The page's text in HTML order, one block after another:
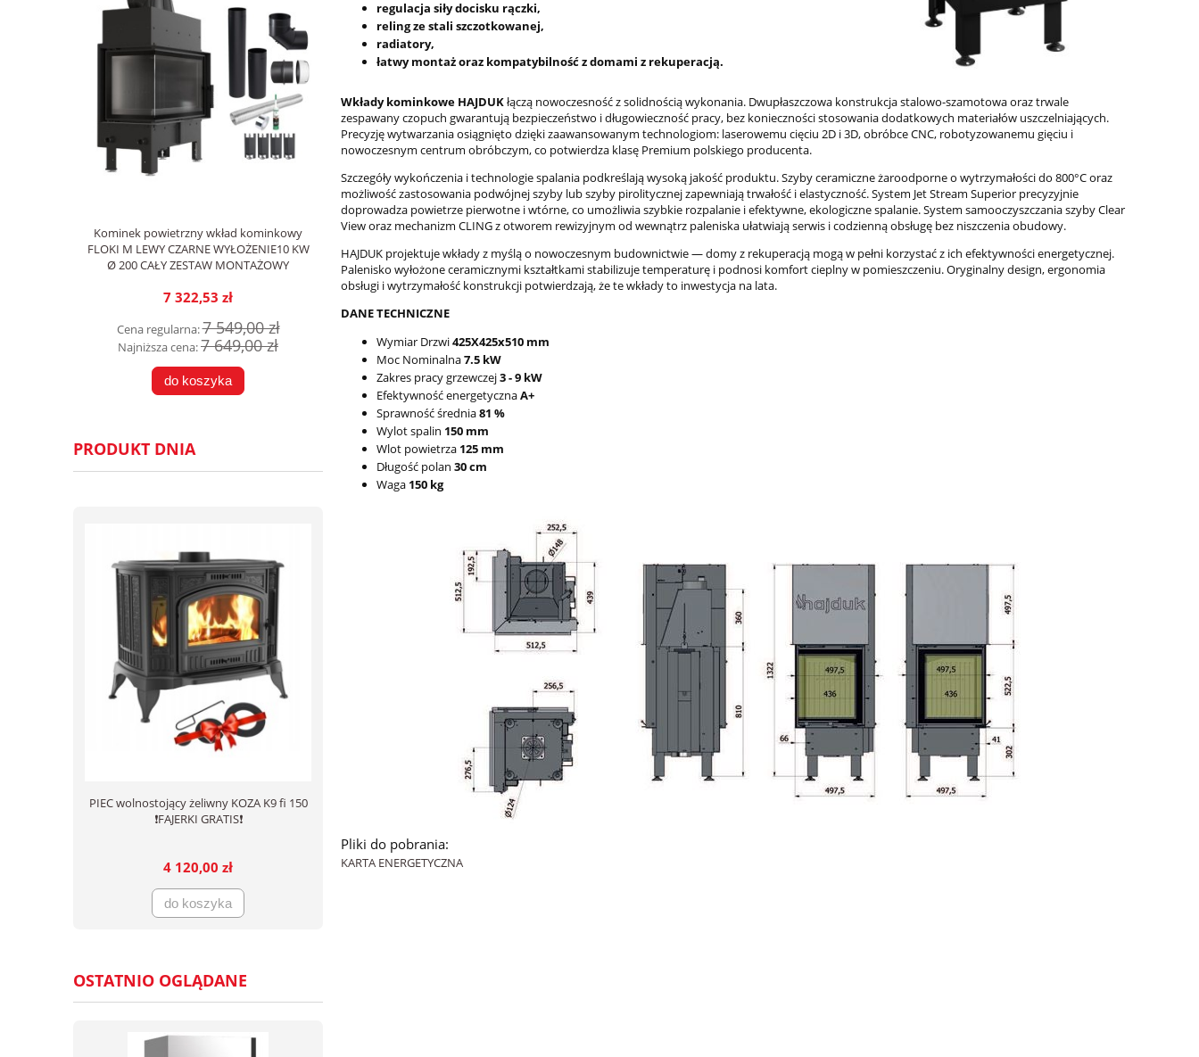
Kominek powietrzny wkład kominkowy
FLOKI M LEWY CZARNE WYŁOŻENIE10 KW
Ø 200 CAŁY ZESTAW MONTAŻOWY
7 322,53 zł
Cena regularna:7 549,00 zł
Najniższa cena:7 649,00 zł
do koszyka
PRODUKT DNIA
PIEC wolnostojący żeliwny KOZA K9 fi 150
❗FAJERKI GRATIS❗
4 120,00 zł
do koszyka
OSTATNIO OGLĄDANE
regulacja siły docisku rączki,
reling ze stali szczotkowanej,
radiatory,
łatwy montaż oraz kompatybilność z domami z rekuperacją.
Wkłady kominkowe HAJDUKłączą nowoczesność z solidnością wykonania. Dwupłaszczowa konstrukcja stalowo-szamotowa oraz trwale
zespawany czopuch gwarantują bezpieczeństwo i długowieczność pracy, bez konieczności stosowania dodatkowych materiałów uszczelniających.
Precyzję wytwarzania osiągnięto dzięki zaawansowanym technologiom: laserowemu cięciu 2D i 3D, obróbce CNC, robotyzowanemu gięciu i
nowoczesnym centrum obróbczym, co potwierdza klasę Premium polskiego producenta.
Szczegóły wykończenia i technologie spalania podkreślają wysoką jakość produktu. Szyby ceramiczne żaroodporne o wytrzymałości do 800°C oraz
możliwość zastosowania podwójnej szyby lub szyby pirolitycznej zapewniają trwałość i elastyczność. System Jet Stream Superior precyzyjnie
doprowadza powietrze pierwotne i wtórne, co umożliwia szybkie rozpalanie i efektywne, ekologiczne spalanie. System samooczyszczania szyby Clear
View oraz mechanizm CLING z otworem rewizyjnym od wewnątrz paleniska ułatwiają serwis i codzienną obsługę bez niszczenia obudowy.
HAJDUK projektuje wkłady z myślą o nowoczesnym budownictwie — domy z rekuperacją mogą w pełni korzystać z ich efektywności energetycznej.
Palenisko wyłożone ceramicznymi kształtkami stabilizuje temperaturę i podnosi komfort cieplny w pomieszczeniu. Oryginalny design, ergonomia
obsługi i wytrzymałość konstrukcji potwierdzają, że te wkłady to inwestycja na lata.
DANE TECHNICZNE
Wymiar Drzwi425X425x510 mm
Moc Nominalna7.5 kW
Zakres pracy grzewczej3 - 9 kW
Efektywność energetycznaA+
Sprawność średnia81 %
Wylot spalin 150 mm
Wlot powietrza 125 mm
Długość polan 30 cm
Waga 150 kg
Pliki do pobrania:
KARTA ENERGETYCZNA